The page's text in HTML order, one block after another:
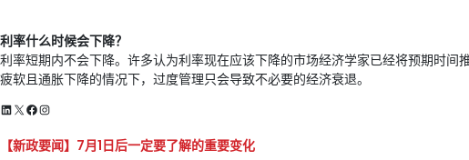
利率什么时候会下降？
利率短期内不会下降。许多认为利率现在应该下降的市场经济学家已经将预期时间
疲软且通胀下降的情况下，过度管理只会导致不必要的经济衰退。
LinkedIn
X Facebook Instagram
【新政要闻】7月1日后一定要了解的重要变化